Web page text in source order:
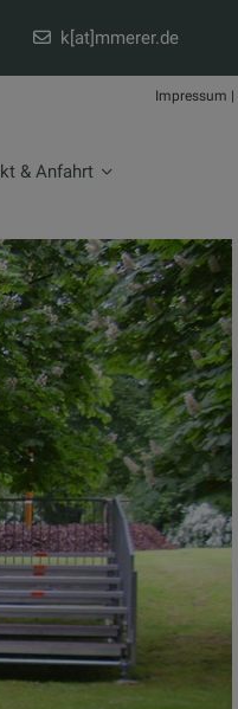
k[at]mmerer.de
Impressum |
& Anfahrt